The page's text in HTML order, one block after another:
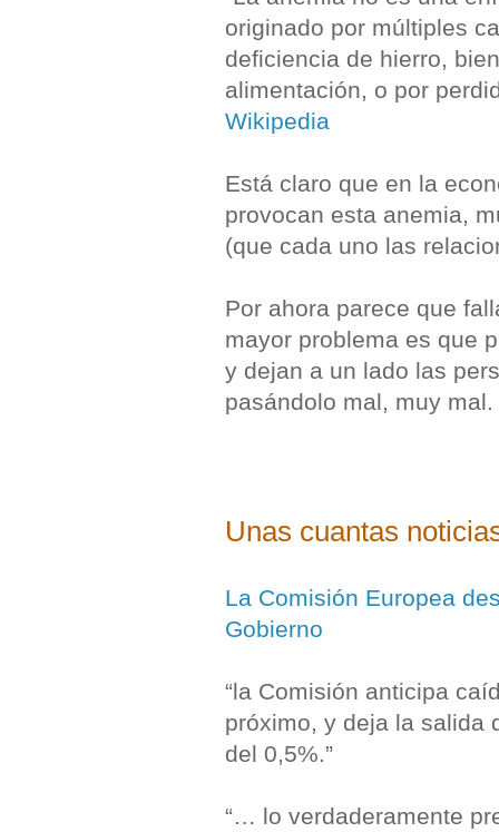
originado por múltiples
deficiencia de hierro,
alimentación, o por
Wikipedia
Está claro que en la
provocan esta anemia,
(que cada uno las
Por ahora parece que
mayor problema es que
y dejan a un lado las
pasándolo mal, muy mal.
Unas cuantas
La Comisión Europea
Gobierno
“la Comisión anticipa
próximo, y deja la salida
del 0,5%.”
“… lo verdaderamente